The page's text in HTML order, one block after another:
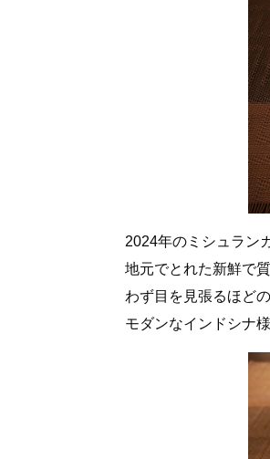
2024年のミシュラン
地元でとれた新鮮で
わず目を見張るほど
モダンなインドシナ